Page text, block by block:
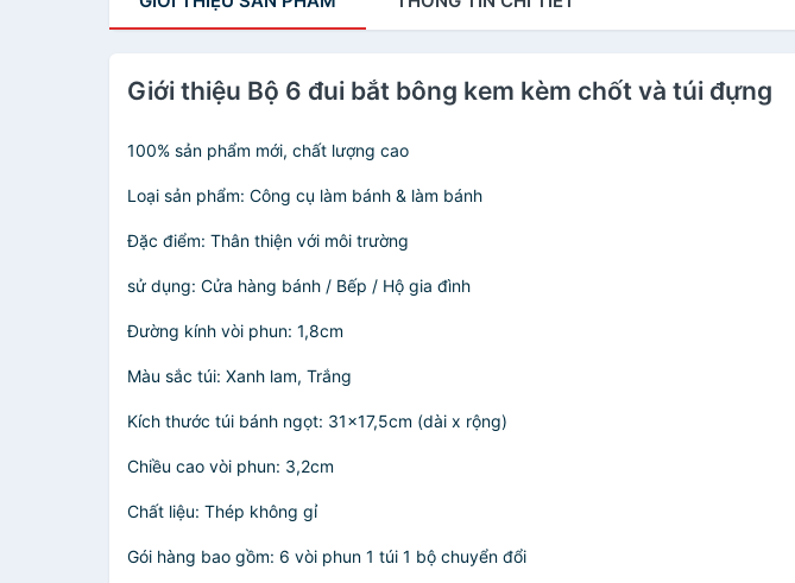
Giới thiệu Bộ 6 đui bắt bông kem kèm chốt và túi đựng
100% sản phẩm mới, chất lượng cao
Loại sản phẩm: Công cụ làm bánh & làm bánh
Đặc điểm: Thân thiện với môi trường
sử dụng: Cửa hàng bánh / Bếp / Hộ gia đình
Đường kính vòi phun: 1,8cm
Màu sắc túi: Xanh lam, Trắng
Kích thước túi bánh ngọt: 31x17,5cm (dài x rộng)
Chiều cao vòi phun: 3,2cm
Chất liệu: Thép không gỉ
Gói hàng bao gồm: 6 vòi phun 1 túi 1 bộ chuyển đổi